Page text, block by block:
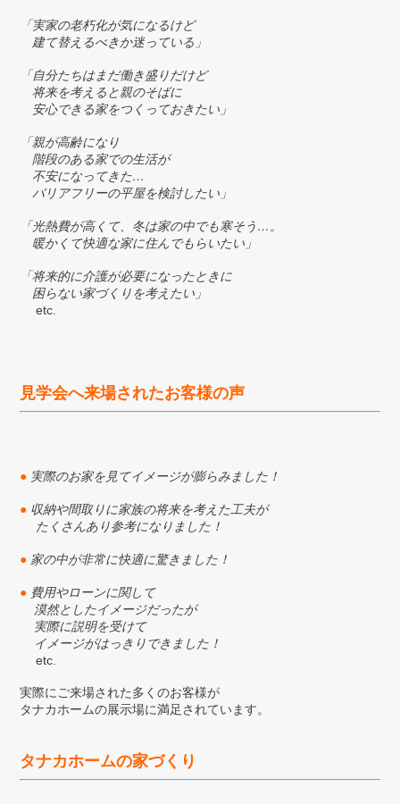
「実家の老朽化が気になるけど
建て替えるべきか迷っている」
「自分たちはまだ働き盛りだけど
将来を考えると親のそばに
安心できる家をつくっておきたい」
「親が高齢になり
階段のある家での生活が
不安になってきた…
バリアフリーの平屋を検討したい」
「光熱費が高くて、冬は家の中でも寒そう…。
暖かくて快適な家に住んでもらいたい」
「将来的に介護が必要になったときに
困らない家づくりを考えたい」
etc.
見学会へ来場されたお客様の声
● 実際のお家を見てイメージが膨らみました！
● 収納や間取りに家族の将来を考えた工夫が
たくさんあり参考になりました！
● 家の中が非常に快適に驚きました！
● 費用やローンに関して
漠然としたイメージだったが
実際に説明を受けて
イメージがはっきりできました！
etc.
実際にご来場された多くのお客様が
タナカホームの展示場に満足されています。
タナカホームの家づくり